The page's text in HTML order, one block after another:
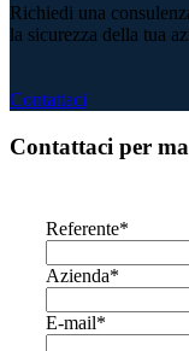
Richiedi una
la sicurezza della tua
Contattaci
Contattaci per
Referente*
Azienda*
E-mail*